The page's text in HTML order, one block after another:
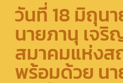
วันที่ 18 มิถุน
นายภานุ เจริ
สมาคมแห่งส
พร้อมด้วย น